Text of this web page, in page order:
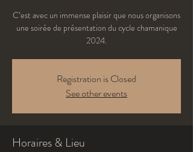
C’est avec un immense plaisir que nous organisons
une soirée de présentation du cycle chamanique
2024.
Registration is Closed
See other events
Horaires & Lieu